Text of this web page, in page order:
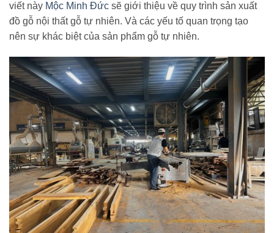
viết này Mộc Minh Đức sẽ giới thiệu về quy trình sản xuất
đồ gỗ nội thất gỗ tự nhiên. Và các yếu tố quan trọng tạo
nên sự khác biệt của sản phẩm gỗ tự nhiên.